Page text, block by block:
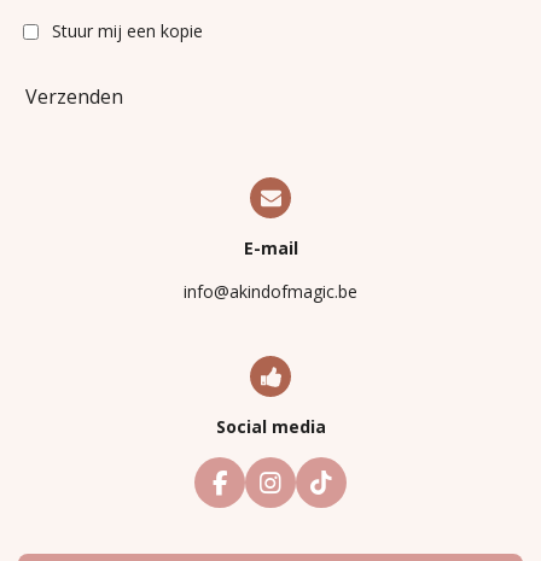
Stuur mij een kopie
Verzenden
E-mail
info@akindofmagic.be
Social media
F
a
I
n
T
i